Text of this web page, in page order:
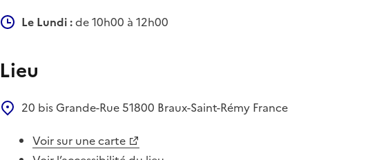
Le Lundi :de 10h00 à 12h00
Lieu
20 bis Grande-Rue 51800 Braux-Saint-Rémy France
Voir sur une carte